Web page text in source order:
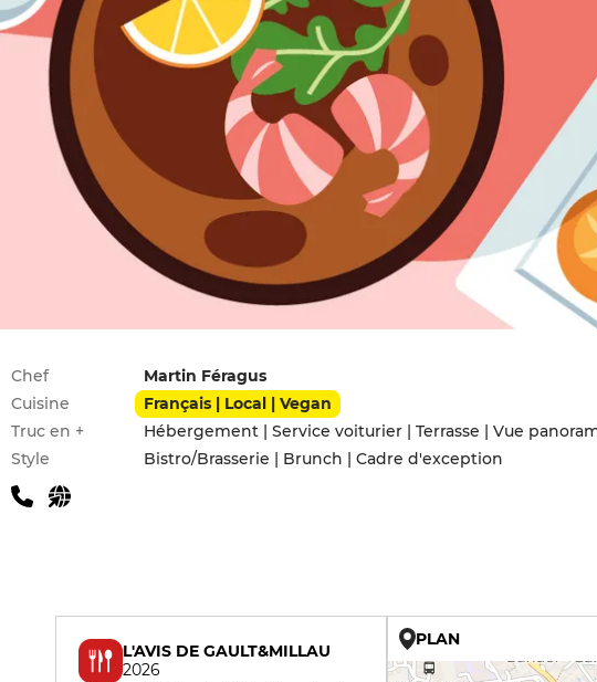
Infos pratiques
Chef
Martin Féragus
Cuisine
Français | Local | Vegan
Truc en +
Hébergement | Service voiturier | Terrasse | Vue
Style
Bistro/Brasserie | Brunch | Cadre d'exception
L'AVIS DE GAULT&MILLAU
2026
PLAN